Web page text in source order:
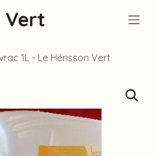
Vert
1L - Le Hérisson Vert